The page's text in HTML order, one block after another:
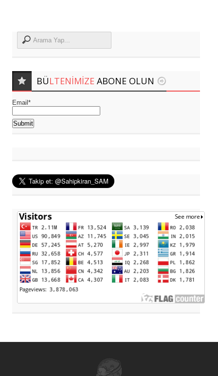
BÜLTENIMIZE ABONE OLUN
Email*